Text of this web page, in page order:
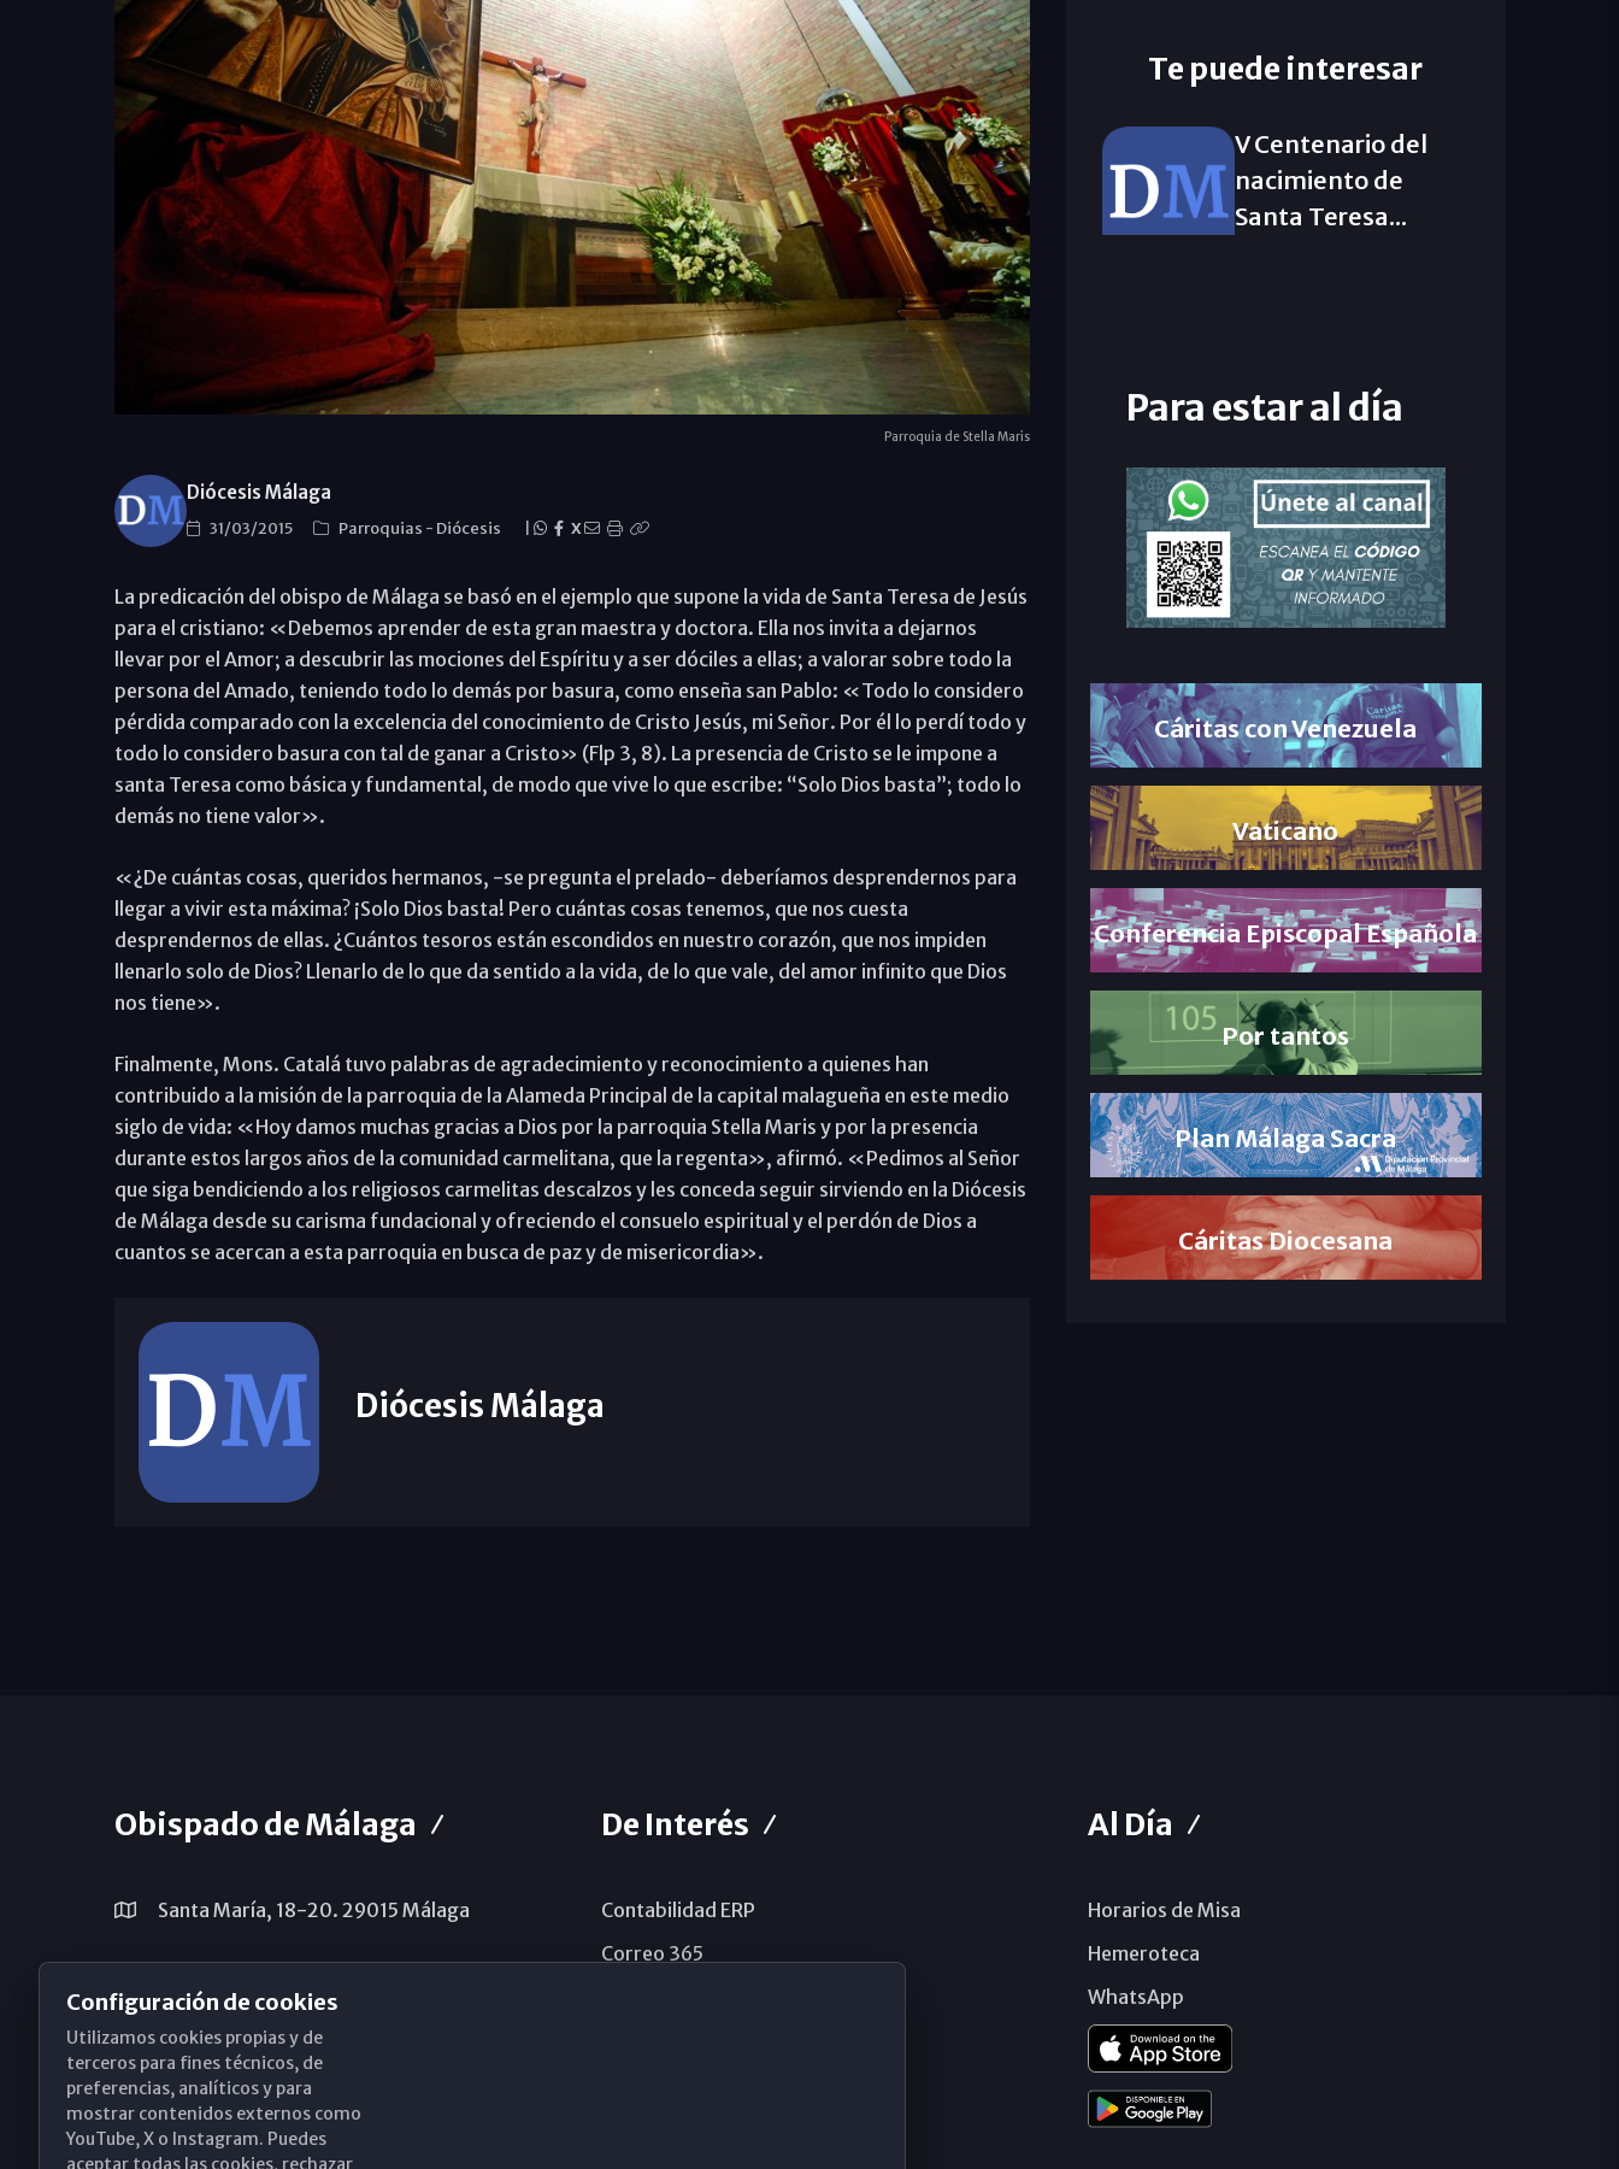
Parroquia de Stella Maris
Diócesis Málaga
31/03/2015 Parroquias - Diócesis X
La predicación del obispo de Málaga se basó en el ejemplo que supone la vida de Santa Teresa de Jesús
para el cristiano: «Debemos aprender de esta gran maestra y doctora. Ella nos invita a dejarnos
llevar por el Amor; a descubrir las mociones del Espíritu y a ser dóciles a ellas; a valorar sobre todo la
persona del Amado, teniendo todo lo demás por basura, como enseña san Pablo: «Todo lo considero
pérdida comparado con la excelencia del conocimiento de Cristo Jesús, mi Señor. Por él lo perdí todo y
todo lo considero basura con tal de ganar a Cristo» (Flp 3, 8). La presencia de Cristo se le impone a
santa Teresa como básica y fundamental, de modo que vive lo que escribe: “Solo Dios basta”; todo lo
demás no tiene valor».
«¿De cuántas cosas, queridos hermanos, -se pregunta el prelado- deberíamos desprendernos para
llegar a vivir esta máxima? ¡Solo Dios basta! Pero cuántas cosas tenemos, que nos cuesta
desprendernos de ellas. ¿Cuántos tesoros están escondidos en nuestro corazón, que nos impiden
llenarlo solo de Dios? Llenarlo de lo que da sentido a la vida, de lo que vale, del amor infinito que Dios
nos tiene».
Finalmente, Mons. Catalá tuvo palabras de agradecimiento y reconocimiento a quienes han
contribuido a la misión de la parroquia de la Alameda Principal de la capital malagueña en este medio
siglo de vida: «Hoy damos muchas gracias a Dios por la parroquia Stella Maris y por la presencia
durante estos largos años de la comunidad carmelitana, que la regenta», afirmó. «Pedimos al Señor
que siga bendiciendo a los religiosos carmelitas descalzos y les conceda seguir sirviendo en la Diócesis
de Málaga desde su carisma fundacional y ofreciendo el consuelo espiritual y el perdón de Dios a
cuantos se acercan a esta parroquia en busca de paz y de misericordia».
Diócesis Málaga
Te puede interesar
V Centenario del
nacimiento de
Santa Teresa...
Para estar al día
Cáritas con Venezuela
Vaticano
Conferencia Episcopal Española
Por tantos
Plan Málaga Sacra
Cáritas Diocesana
Obispado de Málaga
Santa María, 18-20. 29015 Málaga
(+34) 952 224 386
obispado@diocesismalaga.es
De Interés
Contabilidad ERP
Correo 365
Al Día
Horarios de Misa
Hemeroteca
WhatsApp
Configuración de cookies
Utilizamos cookies propias y de
terceros para fines técnicos, de
preferencias, analíticos y para
mostrar contenidos externos como
YouTube, X o Instagram. Puedes
aceptar todas las cookies, rechazar